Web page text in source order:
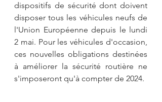
dispositifs de sécurité dont doivent
disposer tous les véhicules neufs de
l'Union Européenne depuis le lundi
2 mai. Pour les véhicules d'occasion,
ces nouvelles obligations destinées
à améliorer la sécurité routière ne
s'imposeront qu'à compter de 2024.